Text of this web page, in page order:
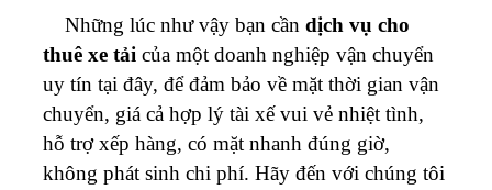
Những lúc như vậy bạn cần dịch vụ cho
thuê xe tải của một doanh nghiệp vận chuyển
uy tín tại đây, để đảm bảo về mặt thời gian vận
chuyển, giá cả hợp lý tài xế vui vẻ nhiệt tình,
hỗ trợ xếp hàng, có mặt nhanh đúng giờ,
không phát sinh chi phí. Hãy đến với chúng tôi